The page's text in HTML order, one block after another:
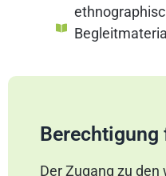
Berechtigung
Der Zugang zu